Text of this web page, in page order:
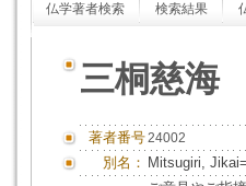
仏学著者検索 検索結果
三桐慈海
著者番号24002
別名： Mitsugiri,